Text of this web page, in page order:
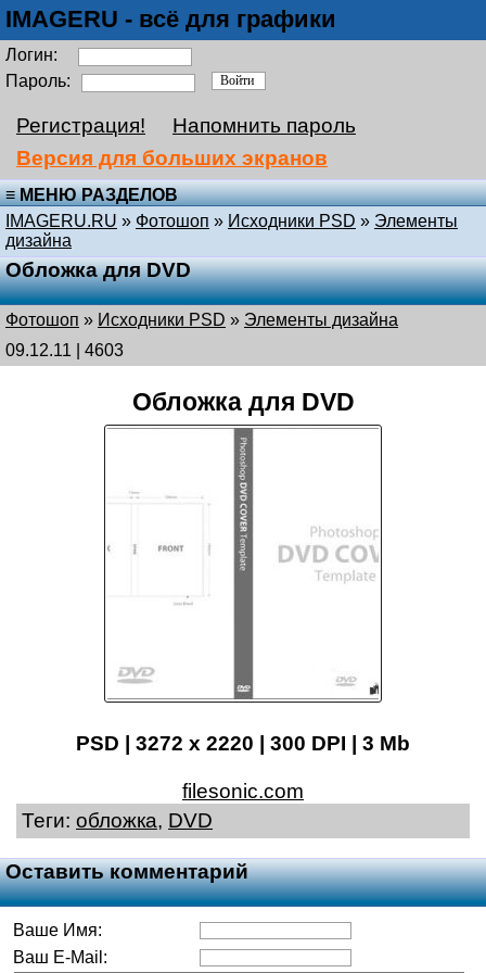
IMAGERU - всё для графики
Логин:
Пароль:
Регистрация!
Напомнить пароль
Версия для больших экранов
≡ МЕНЮ РАЗДЕЛОВ
IMAGERU.RU » Фотошоп » Исходники PSD » Элементы
дизайна
Обложка для DVD
Фотошоп » Исходники PSD » Элементы дизайна
09.12.11 | 4603
Обложка для DVD
PSD | 3272 x 2220 | 300 DPI | 3 Mb
filesonic.com
Теги: обложка, DVD
Оставить комментарий
Ваше Имя:
Ваш E-Mail: